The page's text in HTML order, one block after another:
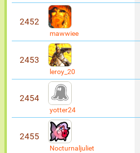
2452
mawwiee
2453
leroy_20
2454
yotter24
2455
Nocturnaljuliet